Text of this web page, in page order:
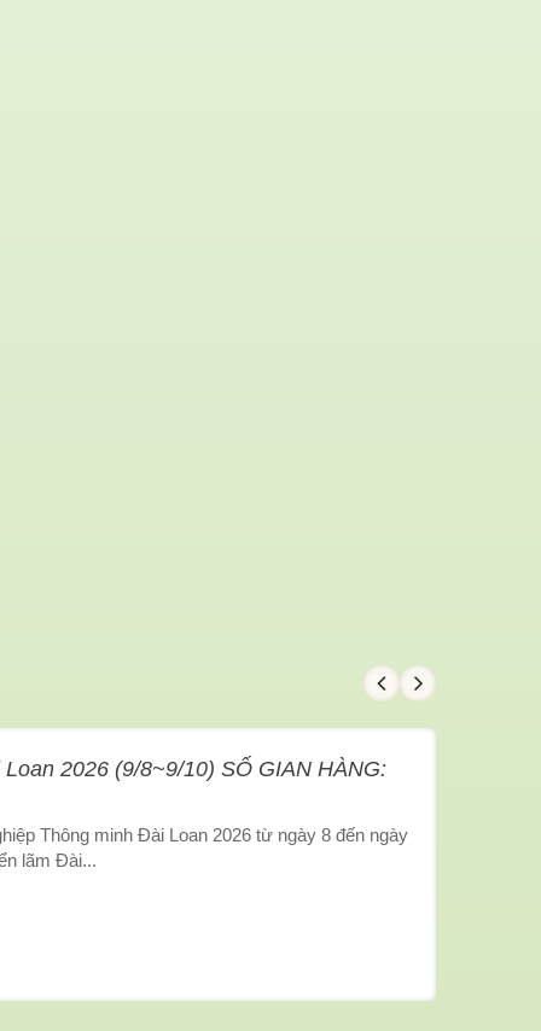
2026 (9/8~9/10) SỐ GIAN HÀNG:
Thông minh Đài Loan 2026 từ ngày 8 đến ngày
lãm Đài...